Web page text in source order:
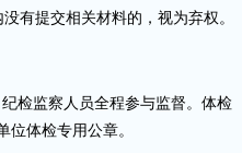
有提交相关材料的，视为弃权。
检监察人员全程参与监督。体检
位体检专用公章。